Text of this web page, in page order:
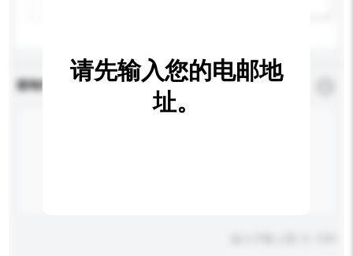
查询内容 * 必须填写
请先输入您的电邮地
址。